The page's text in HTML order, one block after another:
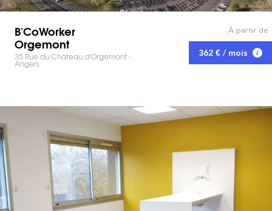
B'CoWorker
Orgemont
35 Rue du Château d'Orgemont -
Angers
À partir de
362 € / mois